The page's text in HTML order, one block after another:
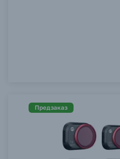
Предзаказ